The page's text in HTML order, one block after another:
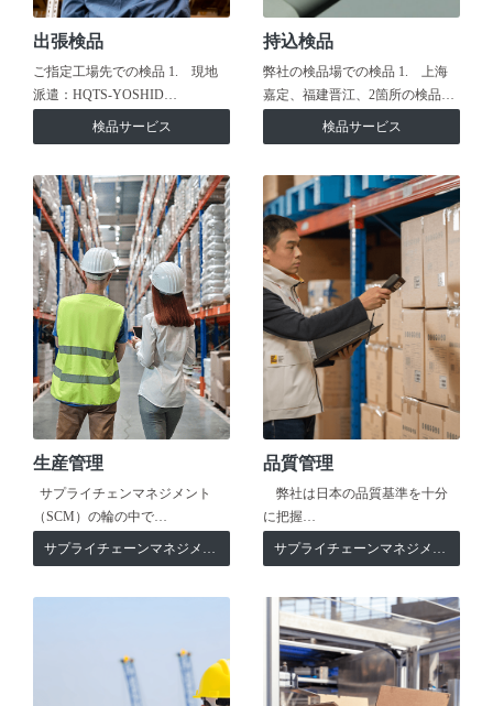
出張検品
ご指定工場先での検品 1. 現地
派遣：HQTS-YOSHID…
検品サービス
持込検品
弊社の検品場での検品 1. 上海
嘉定、福建晋江、2箇所の検品…
検品サービス
生産管理
サプライチェンマネジメント
（SCM）の輪の中で…
サプライチェーンマネジメント
品質管理
弊社は日本の品質基準を十分
に把握…
サプライチェーンマネジメント